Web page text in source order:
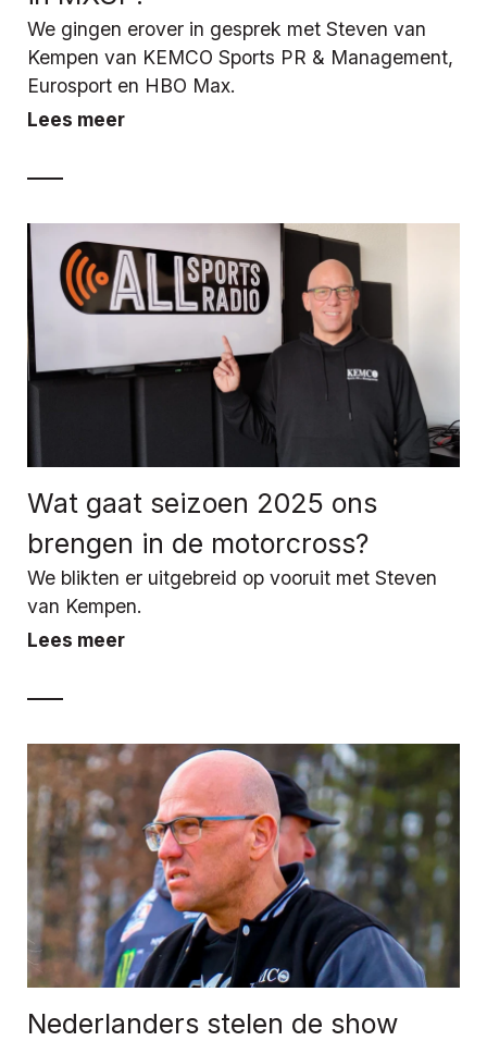
We gingen erover in gesprek met Steven van
Kempen van KEMCO Sports PR & Management,
Eurosport en HBO Max.
Lees meer
Wat gaat seizoen 2025 ons
brengen in de motorcross?
We blikten er uitgebreid op vooruit met Steven
van Kempen.
Lees meer
Nederlanders stelen de show